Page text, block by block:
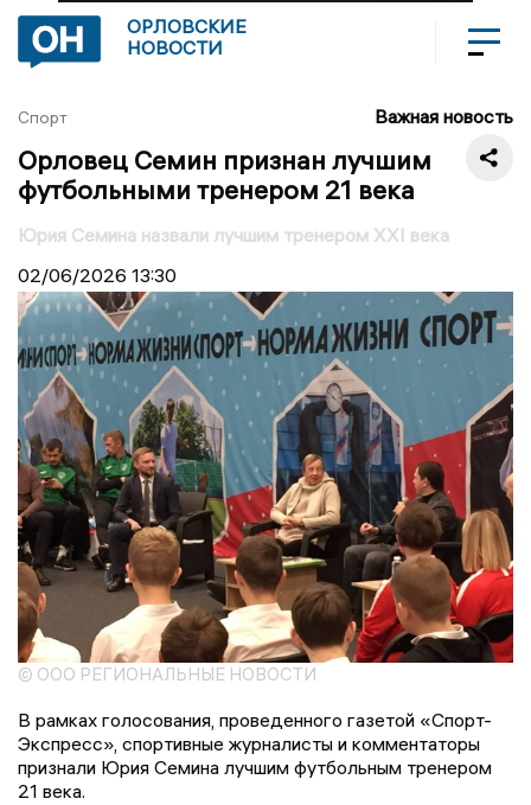
ОРЛОВСКИЕ
НОВОСТИ
Спорт Важная новость
Орловец Семин признан лучшим
футбольными тренером 21 века
Юрия Семина назвали лучшим тренером XXI века
02/06/2026 13:30
© ООО РЕГИОНАЛЬНЫЕ НОВОСТИ
В рамках голосования, проведенного газетой «Спорт-
Экспресс», спортивные журналисты и комментаторы
признали Юрия Семина лучшим футбольным тренером
21 века.